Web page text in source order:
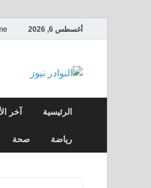
أغسطس 6, 2026
الرئيسية آخر
رياضة صحة